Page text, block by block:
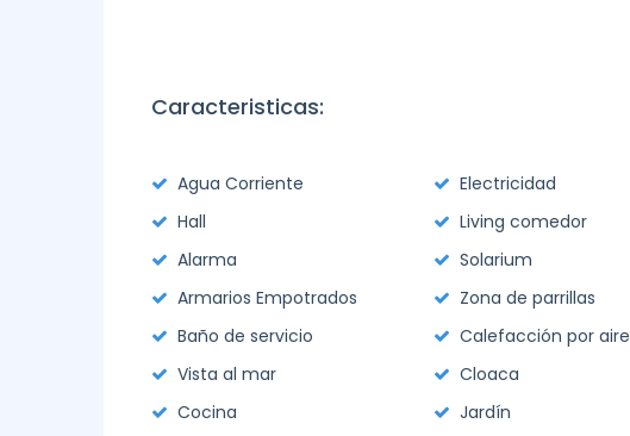
Caracteristicas:
Agua Corriente Electricidad
Hall
Living comedor
Alarma
Solarium
Armarios Empotrados
Zona de parrillas
Baño de servicio
Calefacción por aire
Vista al mar
Cloaca
Cocina
Jardín